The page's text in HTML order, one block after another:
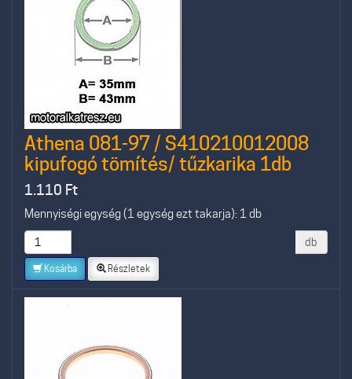
Athena 081-97 / S410210012008
kipufogó tömítés/ tűzkarika 1db
1.110 Ft
Mennyiségi egység (1 egység ezt takarja): 1 db
db
Kosárba Részletek